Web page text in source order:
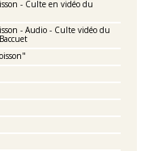
- Culte en vidéo du
- Audio - Culte vidéo du